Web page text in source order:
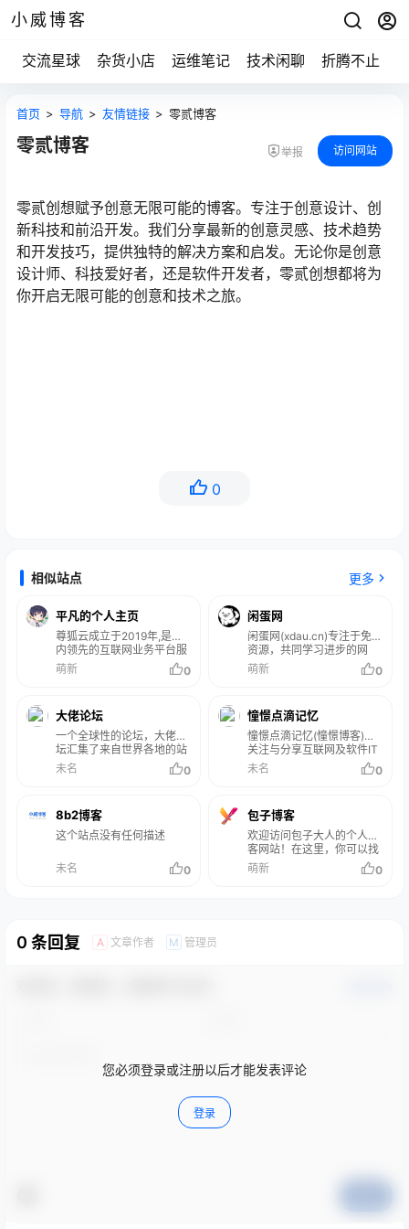
小威博客
交流星球 杂货小店 运维笔记 技术闲聊 折腾不止
首页 > 导航 > 友情链接 > 零贰博客
零贰博客 举报 访问网站
零贰创想赋予创意无限可能的博客。专注于创意设计、创
新科技和前沿开发。我们分享最新的创意灵感、技术趋势
和开发技巧，提供独特的解决方案和启发。无论你是创意
设计师、科技爱好者，还是软件开发者，零贰创想都将为
你开启无限可能的创意和技术之旅。
0
相似站点 更多
平凡的个人主页
尊狐云成立于2019年,是国
内领先的互联网业务平台服
务提供商。公司专注为用户
提供低价高性能云计算产品,
及。
萌新 0
闲蛋网
闲蛋网(xdau.cn)专注于免费
资源，共同学习进步的网
站！
萌新 0
大佬论坛
一个全球性的论坛，大佬论
坛汇集了来自世界各地的站
长和互联网从业者。我们提
供了一个广泛的交流平台，
未名 0
憧憬点滴记忆
憧憬点滴记忆(憧憬博客)是
关注与分享互联网及软件IT
技术的个人博客,同时也记录
个人的一路点滴,所蕴含的包
未名 0
8b2博客
这个站点没有任何描述
未名 0
包子博客
欢迎访问包子大人的个人博
客网站！在这里，你可以找
到关于开发技术分享、软件
分享、创意分享、开发日志
萌新 0
0 条回复 A 文章作者 M 管理员
您必须登录或注册以后才能发表评论
登录